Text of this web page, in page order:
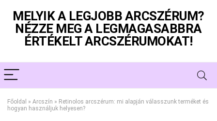
MELYIK A LEGJOBB ARCSZÉRUM?
NÉZZE MEG A LEGMAGASABBRA
ÉRTÉKELT ARCSZÉRUMOKAT!
Főoldal » Arcszín » Retinolos arcszérum: mi alapján válasszunk terméket és
hogyan használjuk helyesen?